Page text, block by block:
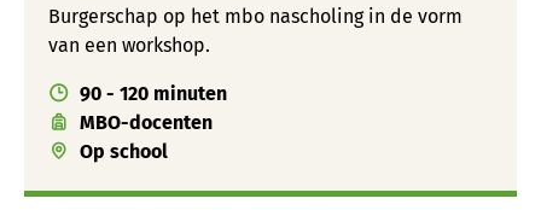
Burgerschap op het mbo nascholing in de vorm
van een workshop.
90 - 120 minuten
MBO-docenten
Op school